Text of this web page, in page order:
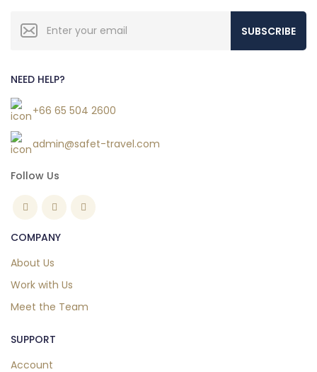
SUBSCRIBE
NEED HELP?
+66 65 504 2600
admin@safet-travel.com
Follow Us
COMPANY
About Us
Work with Us
Meet the Team
SUPPORT
Account